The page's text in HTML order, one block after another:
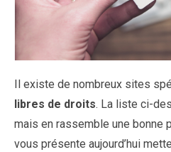
Il existe de nombreux sites
libres de droits. La liste ci-
mais en rassemble une bonne
vous présente aujourd’hui